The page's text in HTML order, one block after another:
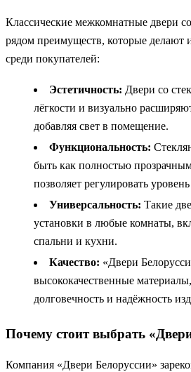
Классические межкомнатные двери
рядом преимуществ, которые
среди покупателей:
Эстетичность: Двери со
лёгкости и визуально
добавляя свет в помещение.
Функциональность:
быть как полностью
позволяет регулировать
Универсальность: Такие
установки в любые комнаты,
спальни и кухни.
Качество: «Двери
высококачественные
долговечность и надёжность
Почему стоит выбрать
Компания «Двери Белоруссии»